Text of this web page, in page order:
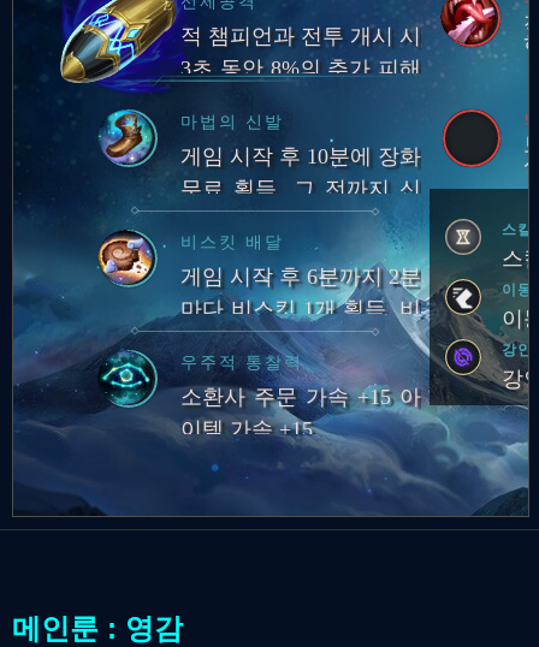
적 챔피언과 전투 개시 시
3초 동안 8%의 추가 피해
획득
마법의 신발
게임 시작 후 10분에 장화
무료 획득. 그 전까지 신
발류 아이템 구매 불가.
챔피언 처치 관여 시마다
장화 획득 시점이 30초 앞
당겨짐
비스킷 배달
게임 시작 후 6분까지 2분
마다 비스킷 1개 획득. 비
스킷 사용 또는 판매 시
체력 회복 및 최대 체력
영구 증가
우주적 통찰력
소환사 주문 가속 +15 아
이템 가속 +15
스킬
스
이동
이
강인
강
메인룬 : 영감